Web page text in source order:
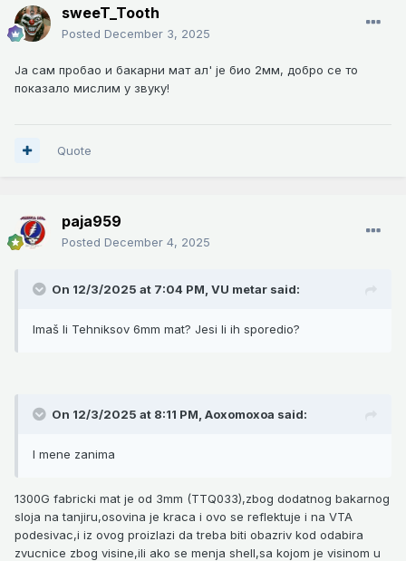
sweeT_Tooth
Posted December 3, 2025
Ја сам пробао и бакарни мат ал' је био 2мм, добро се то
показало мислим у звуку!
Quote
paja959
Posted December 4, 2025
On 12/3/2025 at 7:04 PM, VU metar said:
Imaš li Tehniksov 6mm mat? Jesi li ih sporedio?
On 12/3/2025 at 8:11 PM, Aoxomoxoa said:
I mene zanima
1300G fabricki mat je od 3mm (TTQ033),zbog dodatnog bakarnog
sloja na tanjiru,osovina je kraca i ovo se reflektuje i na VTA
podesivac,i iz ovog proizlazi da treba biti obazriv kod odabira
zvucnice zbog visine,ili ako se menja shell,sa kojom je visinom u